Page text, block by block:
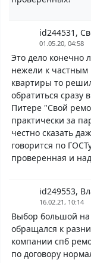
id244531,
01.05.20, 04:58
Это дело конечно
нежели к частным
квартиры то
обратиться сразу
Питере "Свой
практически за
честно сказать
говорится по
проверенная и
id249553,
16.02.21, 10:14
Выбор большой на
обращался к
компании спб
по договору